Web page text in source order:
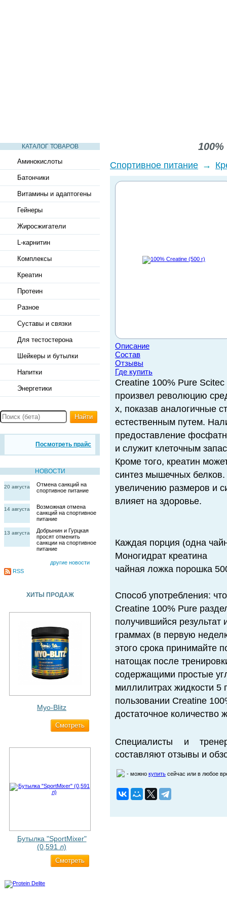
КАТАЛОГ ТОВАРОВ
Аминокислоты
Батончики
Витамины и адаптогены
Гейнеры
Жиросжигатели
L-карнитин
Комплексы
Креатин
Протеин
Разное
Суставы и связки
Для тестостерона
Шейкеры и бутылки
Напитки
Энергетики
Найти
Посмотреть прайс
НОВОСТИ
20 августа
Отмена санкций на
спортивное питание
14 августа
Возможная отмена
санкций на спортивное
питание
13 августа
Добрынин и Гурцкая
просят отменить
санкции на спортивное
питание
другие новости
RSS
ХИТЫ ПРОДАЖ
Myo-Blitz
Cмотреть
Бутылка "SportMixer"
(0,591 л)
Cмотреть
Спортивное питание →
Описание
Состав
Отзывы
Где купить
Creatine 100% Pure
произвел революцию
х, показав аналогичные
естественным путем.
предоставление
и служит клеточным
Кроме того, креатин
синтез мышечных белков.
увеличению размеров и
влияет на здоровье.
Каждая порция (одна
Моногидрат креатина
чайная ложка порошка
Способ употребления:
Creatine 100% Pure
получившийся
граммах (в первую
этого срока принимайте
натощак после
содержащими простые
миллилитрах жидкости 5
пользовании Creatine
достаточное количество
Специалисты и
составляют отзывы и
- можно купить сейчас или в любое